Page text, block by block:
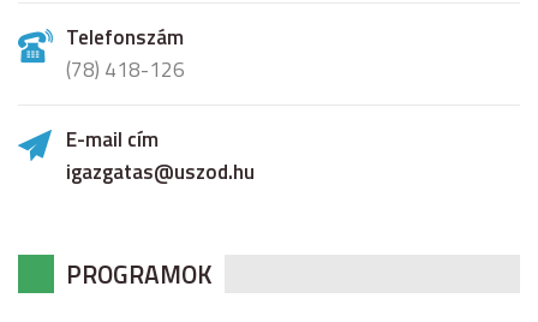
Telefonszám
(78) 418-126
E-mail cím
igazgatas@uszod.hu
PROGRAMOK